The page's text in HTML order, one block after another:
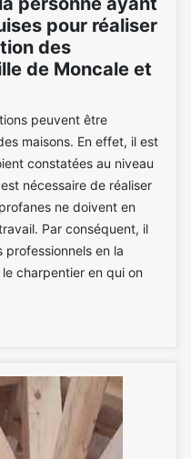
pour réaliser
des
de Moncale et
peuvent être
maisons. En effet, il est
constatées au niveau
nécessaire de réaliser
ne doivent en
Par conséquent, il
en la
charpentier en qui on